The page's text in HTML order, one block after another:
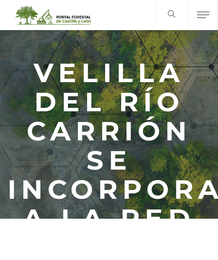
VELILLA
DEL RÍO
CARRIÓN
SE
A LA RED